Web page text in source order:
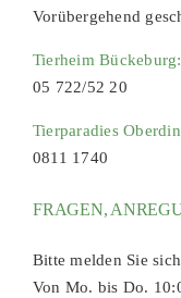
Vorübergehend
Tierheim Bückeburg:
05 722/52 20
Tierparadies
0811 1740
FRAGEN,
Bitte melden Sie
Von Mo. bis Do.